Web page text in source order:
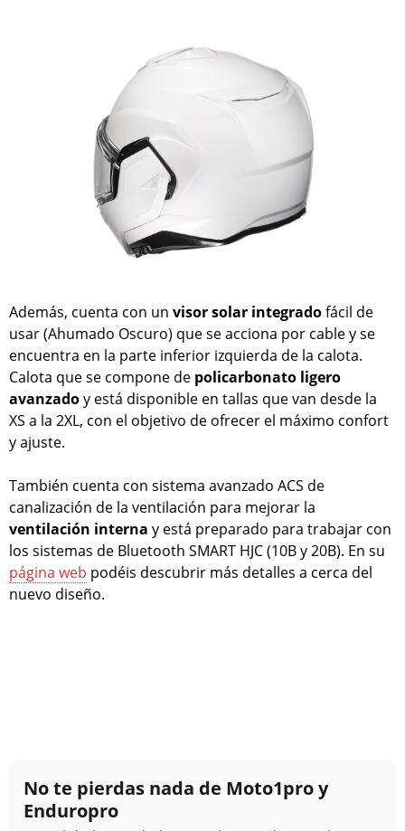
Además, cuenta con un visor solar integradofácil de
usar (Ahumado Oscuro) que se acciona por cable y se
encuentra en la parte inferior izquierda de la calota.
Calota que se compone de policarbonato ligero
avanzadoy está disponible en tallas que van desde la
XS a la 2XL, con el objetivo de ofrecer el máximo confort
y ajuste.
También cuenta con sistema avanzado ACS de
canalización de la ventilación para mejorar la
ventilación interna y está preparado para trabajar con
los sistemas de Bluetooth SMART HJC (10B y 20B). En su
página web podéis descubrir más detalles a cerca del
nuevo diseño.
No te pierdas nada de Moto1pro y
Enduropro